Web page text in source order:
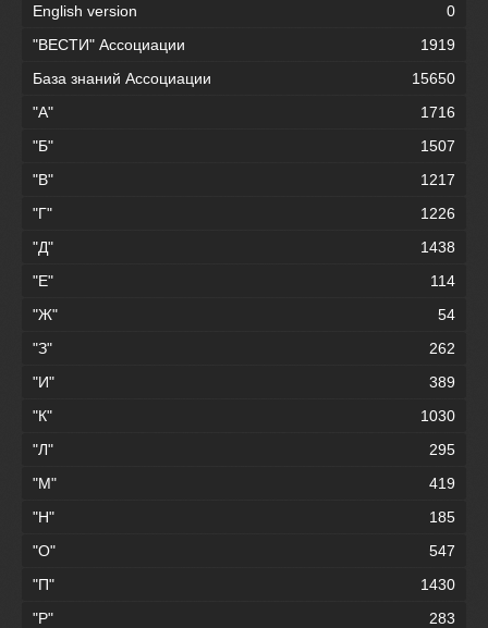
English version
0
"ВЕСТИ" Ассоциации
1919
База знаний Ассоциации
15650
"А"
1716
"Б"
1507
"В"
1217
"Г"
1226
"Д"
1438
"Е"
114
"Ж"
54
"З"
262
"И"
389
"К"
1030
"Л"
295
"М"
419
"Н"
185
"О"
547
"П"
1430
"Р"
283